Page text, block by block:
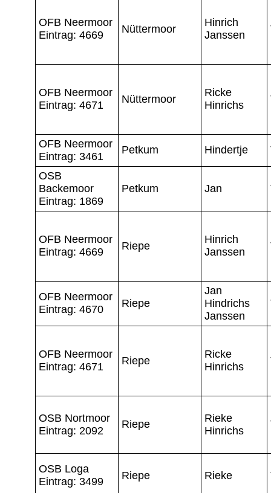
OFB Neermoor
Eintrag: 4669
Nüttermoor
Hinrich
Janssen
OFB Neermoor
Eintrag: 4671
Nüttermoor
Ricke
Hinrichs
OFB Neermoor
Eintrag: 3461
Petkum Hindertje
OSB
Backemoor
Eintrag: 1869
Petkum Jan
OFB Neermoor
Eintrag: 4669
Riepe
Hinrich
Janssen
OFB Neermoor
Eintrag: 4670
Riepe
Jan
Hindrichs
Janssen
OFB Neermoor
Eintrag: 4671
Riepe
Ricke
Hinrichs
OSB Nortmoor
Eintrag: 2092
Riepe
Rieke
Hinrichs
OSB Loga
Eintrag: 3499
Riepe Rieke